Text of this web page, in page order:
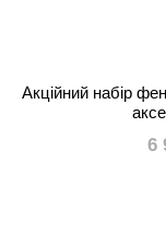
Акційний набір
6